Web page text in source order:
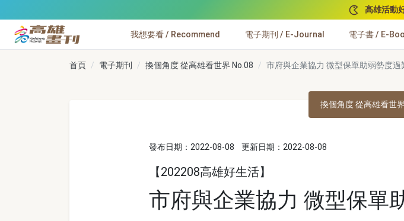
高雄活動
高雄畫刊
我想要看 / Recommend 電子期刊 / E-Journal 電子書 / E-
首頁 電子期刊 換個角度 從高雄看世界 No.08 市府與企業協力 微型保單助弱勢度過
換個角度 從高雄看世界
發布日期：2022-08-08 更新日期：2022-08-08
【202208高雄好生活】
市府與企業協力 微型保單